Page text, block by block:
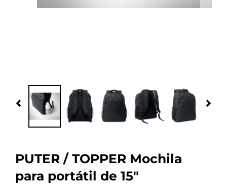
Previous
PUTER / TOPPER Mochila
para portátil de 15″